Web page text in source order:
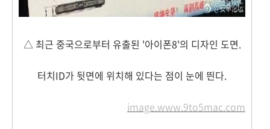
△ 최근 중국으로부터 유출된 '아이폰8'의 디자인 도면.
터치ID가 뒷면에 위치해 있다는 점이 눈에 띈다.
image.www.9to5mac.com